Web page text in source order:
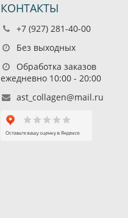
КОНТАКТЫ
+7 (927) 281-40-00
Без выходных
Обработка заказов
ежедневно 10:00 - 20:00
ast_collagen@mail.ru